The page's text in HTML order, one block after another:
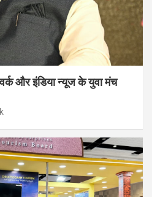
और इंडिया न्यूज के युवा मंच